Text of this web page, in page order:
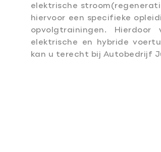
elektrische
hiervoor een specifieke
opvolgtrainingen.
elektrische en hybride
kan u terecht bij Autobedrijf